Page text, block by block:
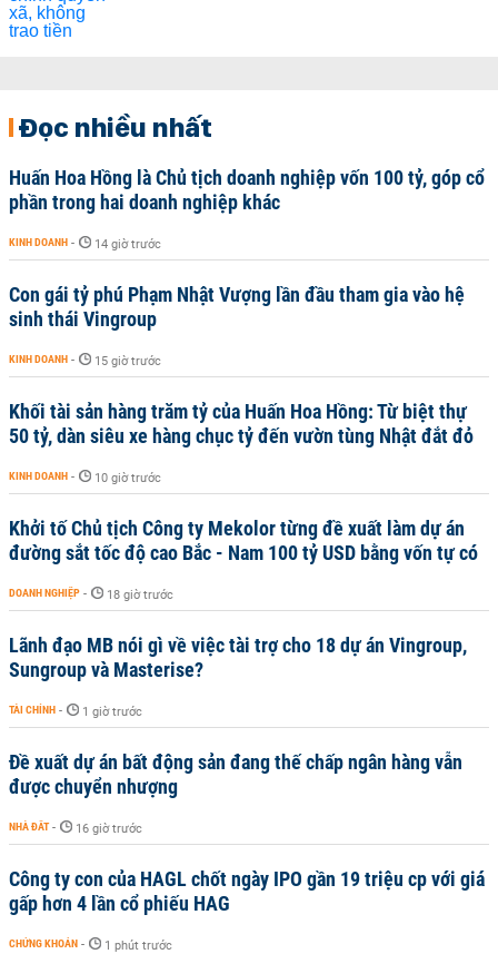
Đọc nhiều nhất
Huấn Hoa Hồng là Chủ tịch doanh nghiệp vốn 100 tỷ, góp cổ
phần trong hai doanh nghiệp khác
KINH DOANH - 14 giờ trước
Con gái tỷ phú Phạm Nhật Vượng lần đầu tham gia vào hệ
sinh thái Vingroup
KINH DOANH - 15 giờ trước
Khối tài sản hàng trăm tỷ của Huấn Hoa Hồng: Từ biệt thự
50 tỷ, dàn siêu xe hàng chục tỷ đến vườn tùng Nhật đắt đỏ
KINH DOANH - 10 giờ trước
Khởi tố Chủ tịch Công ty Mekolor từng đề xuất làm dự án
đường sắt tốc độ cao Bắc - Nam 100 tỷ USD bằng vốn tự có
DOANH NGHIỆP - 18 giờ trước
Lãnh đạo MB nói gì về việc tài trợ cho 18 dự án Vingroup,
Sungroup và Masterise?
TÀI CHÍNH - 1 giờ trước
Đề xuất dự án bất động sản đang thế chấp ngân hàng vẫn
được chuyển nhượng
NHÀ ĐẤT - 16 giờ trước
Công ty con của HAGL chốt ngày IPO gần 19 triệu cp với giá
gấp hơn 4 lần cổ phiếu HAG
CHỨNG KHOÁN - 1 phút trước